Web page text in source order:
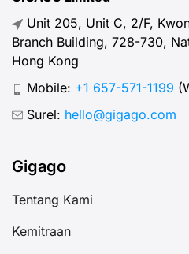
Unit 205, Unit C, 2/F,
Branch Building, 728-730,
Hong Kong
Mobile: +1 657-571-1199
Surel: hello@gigago.com
Gigago
Tentang Kami
Kemitraan